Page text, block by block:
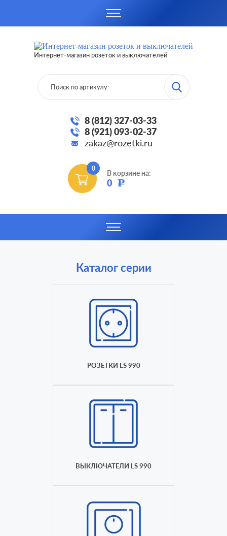
Интернет-магазин розеток и выключателей
8 (812) 327-03-33
8 (921) 093-02-37
zakaz@rozetki.ru
0
В корзине на:
0 Р
Каталог серии
РОЗЕТКИ LS 990
ВЫКЛЮЧАТЕЛИ LS 990